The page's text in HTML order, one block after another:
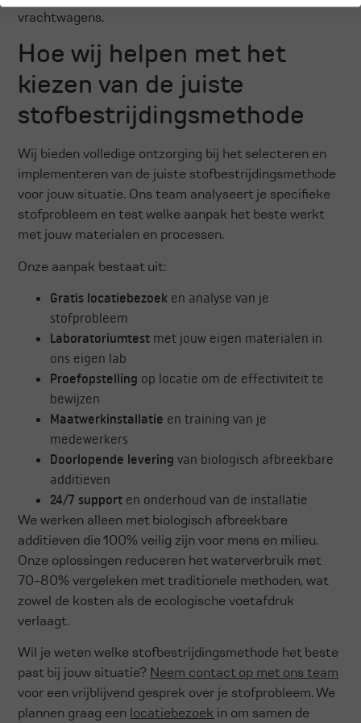
vrachtwagens.
Hoe wij helpen met het
kiezen van de juiste
stofbestrijdingsmethode
Wij bieden volledige ontzorging bij het selecteren en
implementeren van de juiste stofbestrijdingsmethode
voor jouw situatie. Ons team analyseert je specifieke
stofprobleem en test welke aanpak het beste werkt
met jouw materialen en processen.
Onze aanpak bestaat uit:
Gratis locatiebezoek en analyse van je
stofprobleem
Laboratoriumtest met jouw eigen materialen in
ons eigen lab
Proefopstelling op locatie om de effectiviteit te
bewijzen
Maatwerkinstallatie en training van je
medewerkers
Doorlopende levering van biologisch afbreekbare
additieven
24/7 support en onderhoud van de installatie
We werken alleen met biologisch afbreekbare
additieven die 100% veilig zijn voor mens en milieu.
Onze oplossingen reduceren het waterverbruik met
70-80% vergeleken met traditionele methoden, wat
zowel de kosten als de ecologische voetafdruk
verlaagt.
Wil je weten welke stofbestrijdingsmethode het beste
past bij jouw situatie? Neem contact op met ons team
voor een vrijblijvend gesprek over je stofprobleem. We
plannen graag een locatiebezoek in om samen de